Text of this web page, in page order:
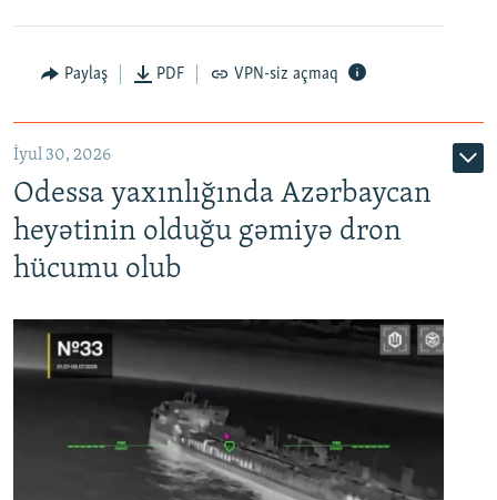
Paylaş PDF VPN-siz açmaq
İyul 30, 2026
Odessa yaxınlığında Azərbaycan
heyətinin olduğu gəmiyə dron
hücumu olub